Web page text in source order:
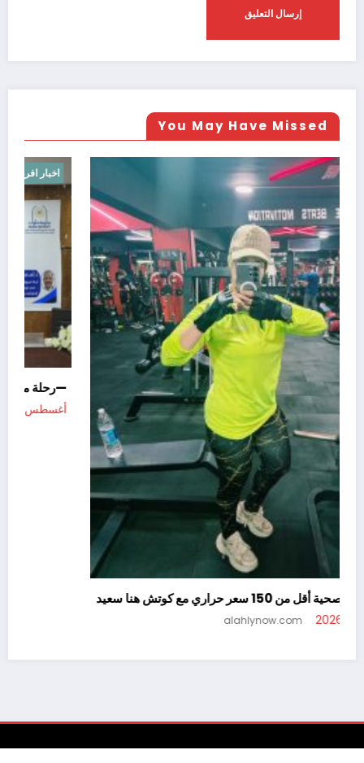
You May Have Missed
اخبار عالميه
سناكس صحية أقل من 150 سعر حراري مع كوتش هنا سعيد
أغسطس 5, 2026 alahlynow.com